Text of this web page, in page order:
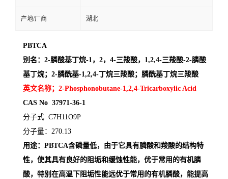
产地/厂商 湖北
PBTCA
别名： 2-膦酸基丁烷-1， 2， 4-三羧酸， 1,2,4-三羧酸-2-膦酸
基丁烷； 2-膦酰基-1,2,4-丁烷三羧酸；膦酰基丁烷三羧酸
英文名称； 2-Phosphonobutane-1,2,4-Tricarboxylic Acid
CAS No 37971-36-1
分子式 C7H11O9P
分子量： 270.13
用途： PBTCA含磷量低，由于它具有膦酸和羧酸的结构特
性，使其具有良好的阻垢和缓蚀性能，优于常用的有机膦
酸，特别在高温下阻垢性能远优于常用的有机膦酸，能提高